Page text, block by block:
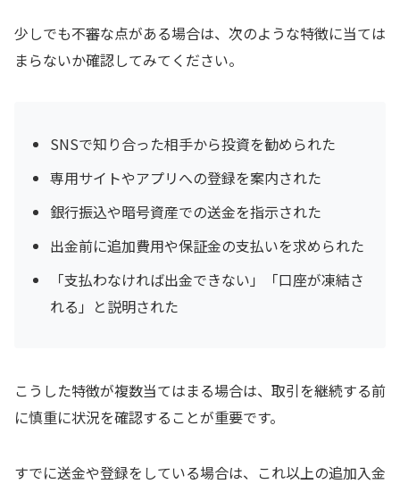
少しでも不審な点がある場合は、次のような特徴に当ては
まらないか確認してみてください。
SNSで知り合った相手から投資を勧められた
専用サイトやアプリへの登録を案内された
銀行振込や暗号資産での送金を指示された
出金前に追加費用や保証金の支払いを求められた
「支払わなければ出金できない」「口座が凍結さ
れる」と説明された
こうした特徴が複数当てはまる場合は、取引を継続する前
に慎重に状況を確認することが重要です。
すでに送金や登録をしている場合は、これ以上の追加入金